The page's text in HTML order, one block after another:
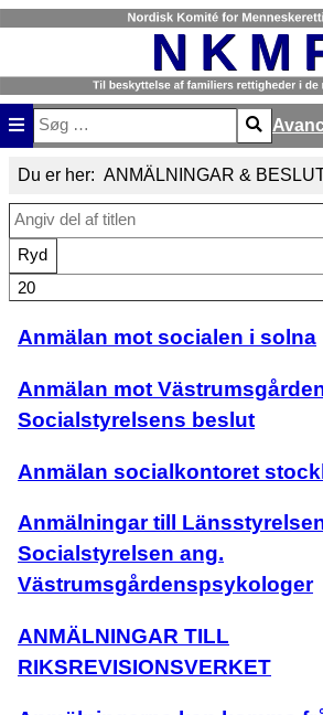
Søg
Type 2 or more characters for results.
Du er her: ANMÄLNINGAR &
Angiv del af titlen
Ryd
Vis #
Anmälan mot socialen i solna
Anmälan mot
Socialstyrelsens beslut
Anmälan socialkontoret
Anmälningar till
Socialstyrelsen ang.
Västrumsgårdenspsykologer
ANMÄLNINGAR TILL
RIKSREVISIONSVERKET